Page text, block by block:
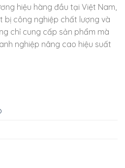
hiệu hàng đầu tại Việt Nam,
bị công nghiệp chất lượng và
chỉ cung cấp sản phẩm mà
nghiệp nâng cao hiệu suất